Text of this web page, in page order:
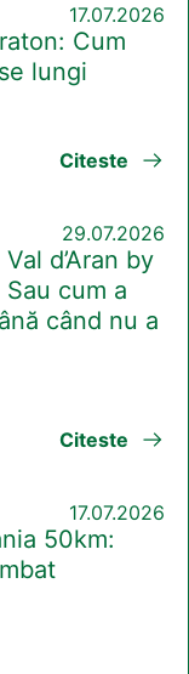
17.07.2026
Cum
lungi
Citeste
29.07.2026
d’Aran by
cum a
când nu a
Citeste
17.07.2026
50km: